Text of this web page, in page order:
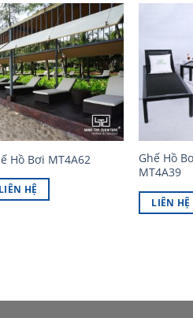
Hồ Bơi MT4A62
LIÊN HỆ
Ghế Hồ
MT4A39
LIÊN HỆ